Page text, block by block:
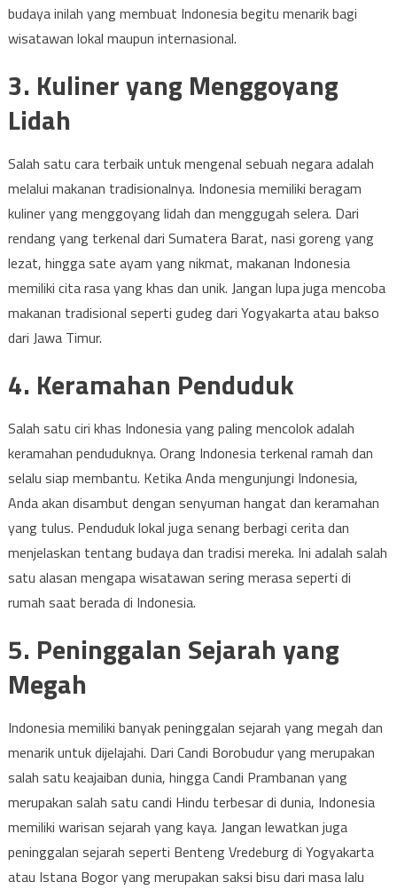
budaya inilah yang membuat Indonesia begitu menarik bagi
wisatawan lokal maupun internasional.
3. Kuliner yang Menggoyang
Lidah
Salah satu cara terbaik untuk mengenal sebuah negara adalah
melalui makanan tradisionalnya. Indonesia memiliki beragam
kuliner yang menggoyang lidah dan menggugah selera. Dari
rendang yang terkenal dari Sumatera Barat, nasi goreng yang
lezat, hingga sate ayam yang nikmat, makanan Indonesia
memiliki cita rasa yang khas dan unik. Jangan lupa juga mencoba
makanan tradisional seperti gudeg dari Yogyakarta atau bakso
dari Jawa Timur.
4. Keramahan Penduduk
Salah satu ciri khas Indonesia yang paling mencolok adalah
keramahan penduduknya. Orang Indonesia terkenal ramah dan
selalu siap membantu. Ketika Anda mengunjungi Indonesia,
Anda akan disambut dengan senyuman hangat dan keramahan
yang tulus. Penduduk lokal juga senang berbagi cerita dan
menjelaskan tentang budaya dan tradisi mereka. Ini adalah salah
satu alasan mengapa wisatawan sering merasa seperti di
rumah saat berada di Indonesia.
5. Peninggalan Sejarah yang
Megah
Indonesia memiliki banyak peninggalan sejarah yang megah dan
menarik untuk dijelajahi. Dari Candi Borobudur yang merupakan
salah satu keajaiban dunia, hingga Candi Prambanan yang
merupakan salah satu candi Hindu terbesar di dunia, Indonesia
memiliki warisan sejarah yang kaya. Jangan lewatkan juga
peninggalan sejarah seperti Benteng Vredeburg di Yogyakarta
atau Istana Bogor yang merupakan saksi bisu dari masa lalu